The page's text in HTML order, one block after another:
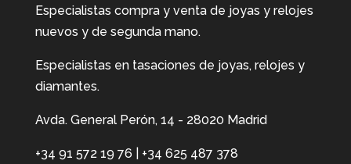
Especialistas compra y venta de joyas y relojes
nuevos y de segunda mano.
Especialistas en tasaciones de joyas, relojes y
diamantes.
Avda. General Perón, 14 - 28020 Madrid
+34 91 572 19 76 +34 625 487 378